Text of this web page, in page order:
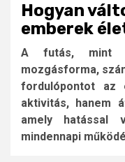
Hogyan
emberek
A futás, mint
mozgásforma,
fordulópontot az
aktivitás, hanem
amely
mindennapi